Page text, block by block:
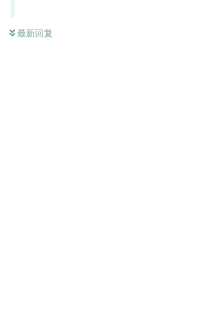
最新回复